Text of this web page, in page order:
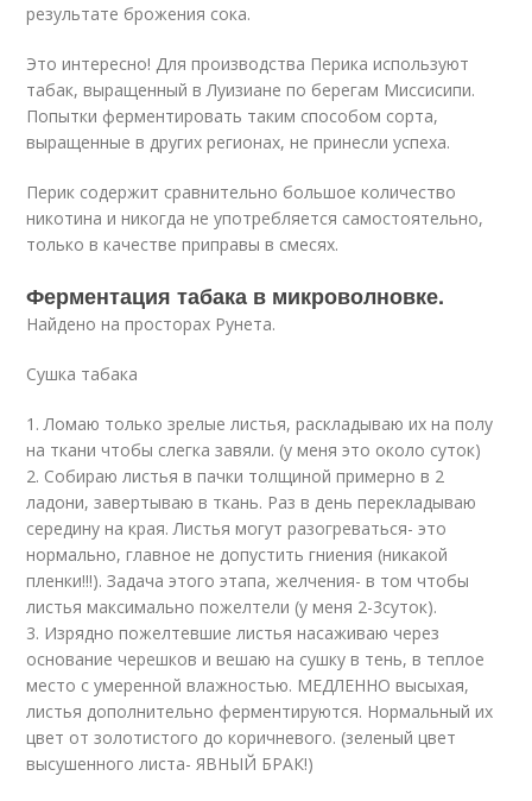
результате брожения сока.
Это интересно! Для производства Перика используют
табак, выращенный в Луизиане по берегам Миссисипи.
Попытки ферментировать таким способом сорта,
выращенные в других регионах, не принесли успеха.
Перик содержит сравнительно большое количество
никотина и никогда не употребляется самостоятельно,
только в качестве приправы в смесях.
Ферментация табака в микроволновке.
Найдено на просторах Рунета.
Сушка табака
1. Ломаю только зрелые листья, раскладываю их на полу
на ткани чтобы слегка завяли. (у меня это около суток)
2. Собираю листья в пачки толщиной примерно в 2
ладони, завертываю в ткань. Раз в день перекладываю
середину на края. Листья могут разогреваться- это
нормально, главное не допустить гниения (никакой
пленки!!!). Задача этого этапа, желчения- в том чтобы
листья максимально пожелтели (у меня 2-3суток).
3. Изрядно пожелтевшие листья насаживаю через
основание черешков и вешаю на сушку в тень, в теплое
место с умеренной влажностью. МЕДЛЕННО высыхая,
листья дополнительно ферментируются. Нормальный их
цвет от золотистого до коричневого. (зеленый цвет
высушенного листа- ЯВНЫЙ БРАК!)